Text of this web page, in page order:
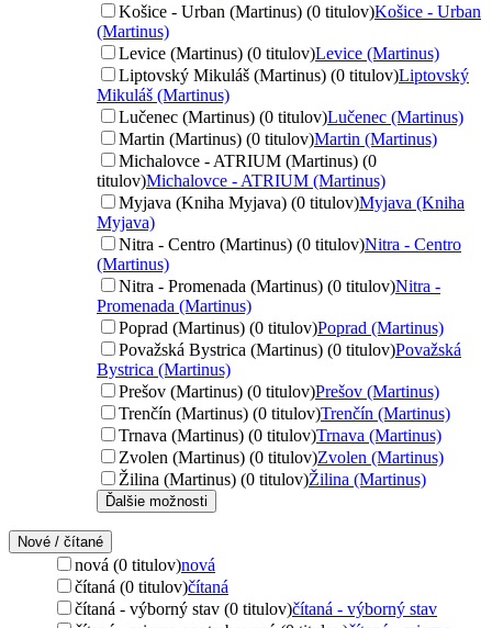
Košice - Urban (Martinus) (0 titulov)Košice - Urban
(Martinus)
Levice (Martinus) (0 titulov)Levice (Martinus)
Liptovský Mikuláš (Martinus) (0 titulov)Liptovský
Mikuláš (Martinus)
Lučenec (Martinus) (0 titulov)Lučenec (Martinus)
Martin (Martinus) (0 titulov)Martin (Martinus)
Michalovce - ATRIUM (Martinus) (0
titulov)Michalovce - ATRIUM (Martinus)
Myjava (Kniha Myjava) (0 titulov)Myjava (Kniha
Myjava)
Nitra - Centro (Martinus) (0 titulov)Nitra - Centro
(Martinus)
Nitra - Promenada (Martinus) (0 titulov)Nitra -
Promenada (Martinus)
Poprad (Martinus) (0 titulov)Poprad (Martinus)
Považská Bystrica (Martinus) (0 titulov)Považská
Bystrica (Martinus)
Prešov (Martinus) (0 titulov)Prešov (Martinus)
Trenčín (Martinus) (0 titulov)Trenčín (Martinus)
Trnava (Martinus) (0 titulov)Trnava (Martinus)
Zvolen (Martinus) (0 titulov)Zvolen (Martinus)
Žilina (Martinus) (0 titulov)Žilina (Martinus)
Ďalšie možnosti
Nové / čítané
nová (0 titulov)nová
čítaná (0 titulov)čítaná
čítaná - výborný stav (0 titulov)čítaná - výborný stav